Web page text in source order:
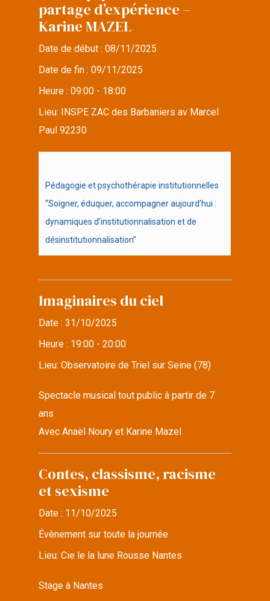
partage d’expérience –
Karine MAZEL
Date de début :08/11/2025
Date de fin :09/11/2025
Heure :09:00 - 18:00
Lieu:
INSPE ZAC des Barbaniers av Marcel
Paul 92230
Pédagogie et psychothérapie institutionnelles
“Soigner, éduquer, accompagner aujourd’hui :
dynamiques d’institutionnalisation et de
désinstitutionnalisation”
Imaginaires du ciel
Date :31/10/2025
Heure : 19:00 - 20:00
Lieu:Observatoire de Triel sur Seine (78)
Spectacle musical tout public à partir de 7
ans
Avec Anaël Noury et Karine Mazel
Contes, classisme, racisme
et sexisme
Date : 11/10/2025
Évènement sur toute la journée
Lieu:Cie le la lune Rousse Nantes
Stage à Nantes